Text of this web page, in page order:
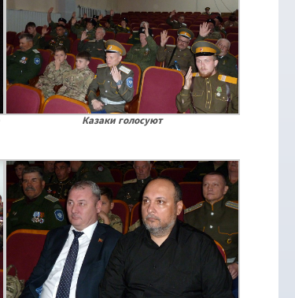
Казаки голосуют